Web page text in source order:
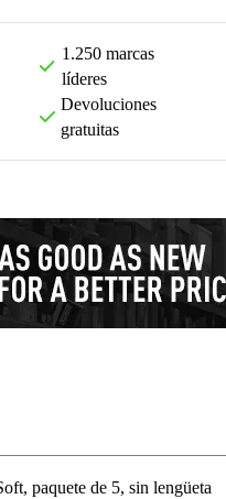
1.250 marcas
líderes
Devoluciones
gratuitas
paquete de 5, sin lengüeta